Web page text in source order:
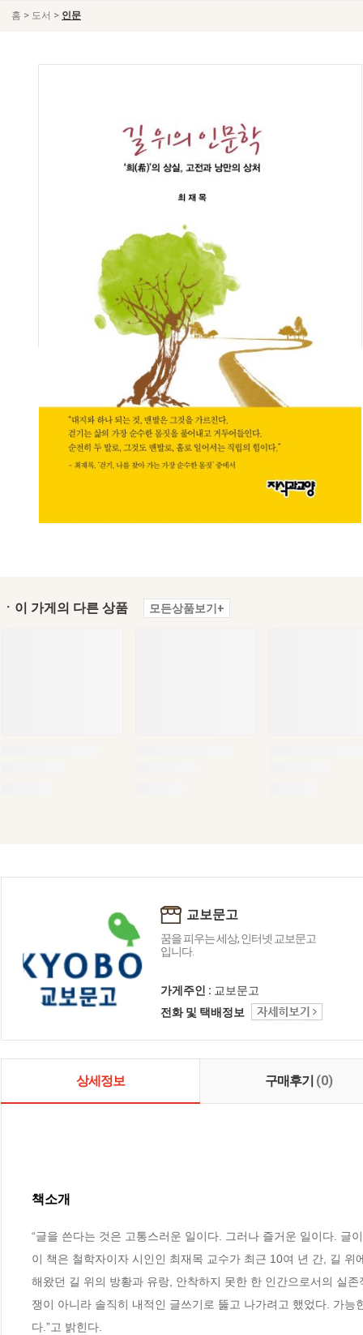
홈 > 도서 > 인문
ㆍ이 가게의 다른 상품 모든상품보기+
교보문고
꿈을 피우는 세상, 인터넷 교보문고
입니다.
가게주인 : 교보문고
전화 및 택배정보
상세정보 구매후기 (0)
책소개
“글을 쓴다는 것은 고통스러운 일이다. 그러나 즐거운 일이다.
이 책은 철학자이자 시인인 최재목 교수가 최근 10여 년 간, 길
해왔던 길 위의 방황과 유랑, 안착하지 못한 한 인간으로서의 실
쟁이 아니라 솔직히 내적인 글쓰기로 뚫고 나가려고 했었다. 가
다.”고 밝힌다.